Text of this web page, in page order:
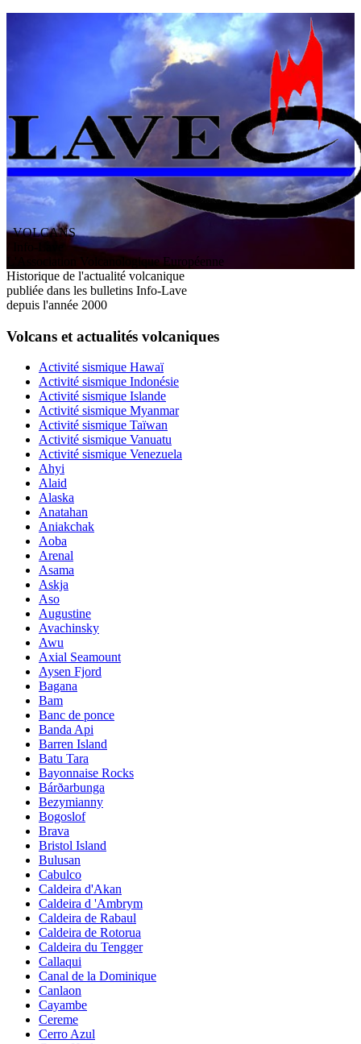
VOLCANS
ssociation V olcanologiqueEuropéenne
Historique de l'actualité volcanique
publiée dans les bulletins Info-Lave
depuis l'année 2000
Volcans et actualités volcaniques
Activité sismique Hawaï
Activité sismique Indonésie
Activité sismique Islande
Activité sismique Myanmar
Activité sismique Taïwan
Activité sismique Vanuatu
Activité sismique Venezuela
Ahyi
Alaid
Alaska
Anatahan
Aniakchak
Aoba
Arenal
Asama
Askja
Aso
Augustine
Avachinsky
Awu
Axial Seamount
Aysen Fjord
Bagana
Bam
Banc de ponce
Banda Api
Barren Island
Batu Tara
Bayonnaise Rocks
Bárðarbunga
Bezymianny
Bogoslof
Brava
Bristol Island
Bulusan
Cabulco
Caldeira d'Akan
Caldeira d 'Ambrym
Caldeira de Rabaul
Caldeira de Rotorua
Caldeira du Tengger
Callaqui
Canal de la Dominique
Canlaon
Cayambe
Cereme
Cerro Azul